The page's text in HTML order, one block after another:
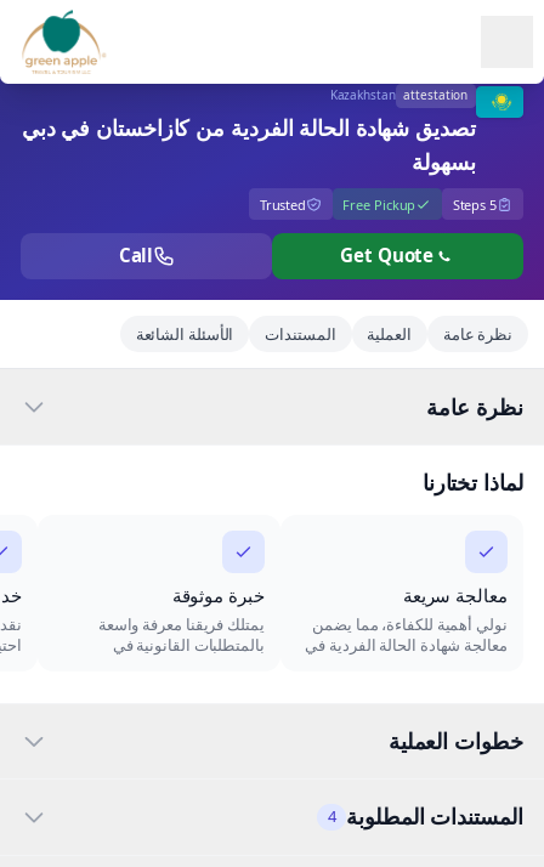
attestation
Kazakhstan
تصديق شهادة الحالة الفردية من كازاخستان في دبي
بسهولة
5 Steps
Free Pickup
Trusted
Get Quote
Call
نظرة عامة العملية المستندات الأسئلة الشائعة
نظرة عامة
لماذا تختارنا
معالجة سريعة
نولي أهمية للكفاءة، مما يضمن
معالجة شهادة الحالة الفردية في
خبرة موثوقة
يمتلك فريقنا معرفة واسعة
بالمتطلبات القانونية في
خطوات العملية
المستندات المطلوبة 4